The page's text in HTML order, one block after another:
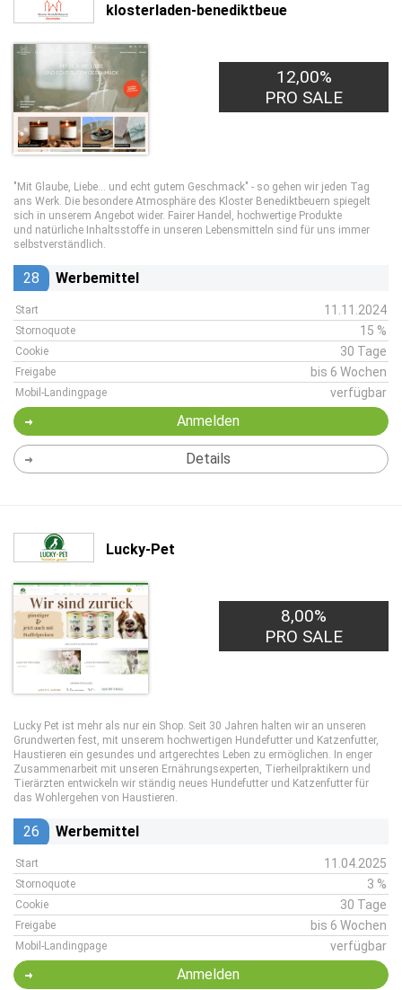
klosterladen-benediktbeue
12,00%
PRO SALE
"Mit Glaube, Liebe... und echt gutem Geschmack" - so gehen wir jeden Tag
ans Werk. Die besondere Atmosphäre des Kloster Benediktbeuern spiegelt
sich in unserem Angebot wider. Fairer Handel, hochwertige Produkte
und natürliche Inhaltsstoffe in unseren Lebensmitteln sind für uns immer
selbstverständlich.
28 Werbemittel
Start 11.11.2024
Stornoquote 15 %
Cookie 30 Tage
Freigabe bis 6 Wochen
Mobil-Landingpage verfügbar
Anmelden
Details
Lucky-Pet
8,00%
PRO SALE
Lucky Pet ist mehr als nur ein Shop. Seit 30 Jahren halten wir an unseren
Grundwerten fest, mit unserem hochwertigen Hundefutter und Katzenfutter,
Haustieren ein gesundes und artgerechtes Leben zu ermöglichen. In enger
Zusammenarbeit mit unseren Ernährungsexperten, Tierheilpraktikern und
Tierärzten entwickeln wir ständig neues Hundefutter und Katzenfutter für
das Wohlergehen von Haustieren.
26 Werbemittel
Start 11.04.2025
Stornoquote 3 %
Cookie 30 Tage
Freigabe bis 6 Wochen
Mobil-Landingpage verfügbar
Anmelden